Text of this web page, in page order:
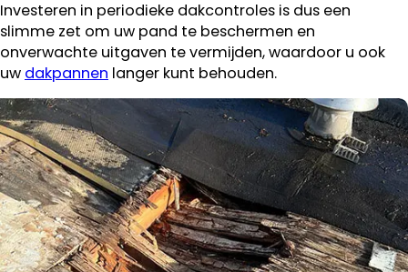
Investeren in periodieke dakcontroles is dus een
slimme zet om uw pand te beschermen en
onverwachte uitgaven te vermijden, waardoor u ook
uw dakpannen langer kunt behouden.